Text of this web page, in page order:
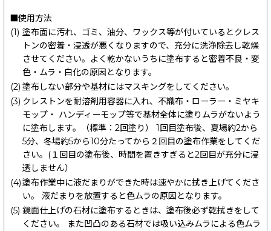
■使用方法
(1) 塗布面に汚れ、ゴミ、油分、ワックス等が付いているとクレス
トンの密着・浸透が悪くなりますので、充分に洗浄除去し乾燥
させてください。よく乾かないうちに塗布すると密着不良・変
色・ムラ・白化の原因となります。
(2) 塗布しない部分や基材にはマスキングをしてください。
(3) クレストンを耐溶剤用容器に入れ、不織布・ローラー・ミヤキ
モップ・ ハンディーモップ等で基材全体に塗りムラがないよう
に塗布します。（標準：2回塗り） 1回目塗布後、夏場約2から
5分、冬場約5から10分たってから２回目の塗布作業をしてくだ
さい。(１回目の塗布後、時間を置きすぎると2回目が充分に浸
透しません）
(4)塗布作業中に液だまりができた時は速やかに拭き上げてくださ
い。 液だまりを放置すると色ムラの原因となります。
(5) 鏡面仕上げの石材に塗布するときは、塗布後必ず乾拭きをして
ください。 また凹凸のある石材では吸い込みムラによる色ムラ